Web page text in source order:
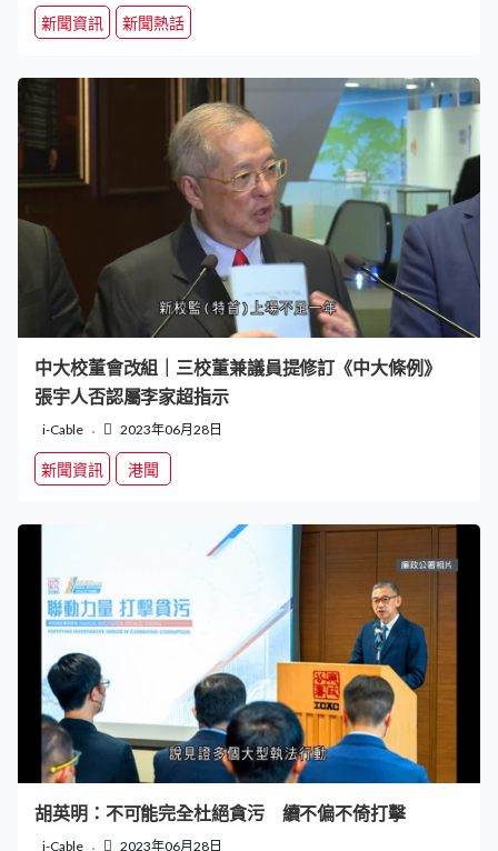
新聞資訊 新聞熱話
中大校董會改組｜三校董兼議員提修訂《中大條例》
張宇人否認屬李家超指示
i-Cable 2023年06月28日
新聞資訊 港聞
胡英明：不可能完全杜絕貪污 續不偏不倚打擊
i-Cable 2023年06月28日